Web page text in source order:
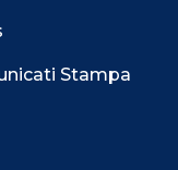
Stampa